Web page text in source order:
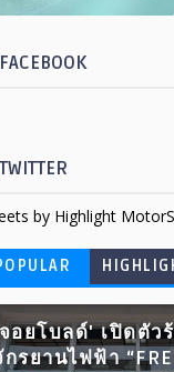
FACEBOOK
TWITTER
by Highlight
อยโบลด์' เปิดตัว
รยานไฟฟ้า